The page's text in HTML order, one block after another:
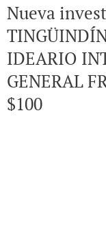
Nueva
IDEARIO
GENERAL
$100